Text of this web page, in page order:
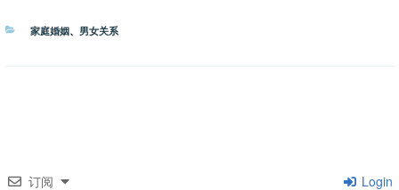
分
家庭婚姻、 男女关系
订阅 Login